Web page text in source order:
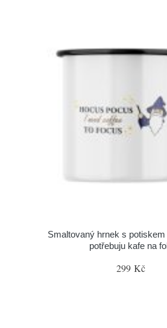
Smaltovaný hrnek s
potřebuju kafe na
299 Kč